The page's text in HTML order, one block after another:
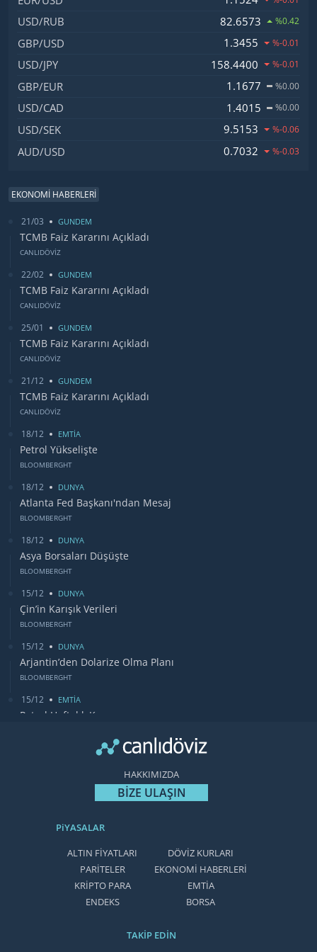
USD/RUB 82.6573 %0.42
GBP/USD 1.3455 %-0.01
USD/JPY 158.4400 %-0.01
GBP/EUR 1.1677 %0.00
USD/CAD 1.4015 %0.00
USD/SEK 9.5153 %-0.06
AUD/USD 0.7032 %-0.03
EKONOMİ HABERLERİ
21/03 GUNDEM
TCMB Faiz Kararını Açıkladı
CANLIDÖVİZ
22/02 GUNDEM
TCMB Faiz Kararını Açıkladı
CANLIDÖVİZ
25/01 GUNDEM
TCMB Faiz Kararını Açıkladı
CANLIDÖVİZ
21/12 GUNDEM
TCMB Faiz Kararını Açıkladı
CANLIDÖVİZ
18/12 EMTİA
Petrol Yükselişte
BLOOMBERGHT
18/12 DUNYA
Atlanta Fed Başkanı'ndan Mesaj
BLOOMBERGHT
18/12 DUNYA
Asya Borsaları Düşüşte
BLOOMBERGHT
15/12 DUNYA
Çin’in Karışık Verileri
BLOOMBERGHT
15/12 DUNYA
Arjantin’den Dolarize Olma Planı
BLOOMBERGHT
15/12 EMTİA
Petrol Haftalık Kazancı
Bugün Gözler Fed Faiz Kararında
HAKKIMIZDA
BİZE ULAŞIN
PiYASALAR
ALTIN FİYATLARI
DÖVİZ KURLARI
PARİTELER
EKONOMİ HABERLERİ
KRİPTO PARA
EMTİA
ENDEKS
BORSA
TAKİP EDİN